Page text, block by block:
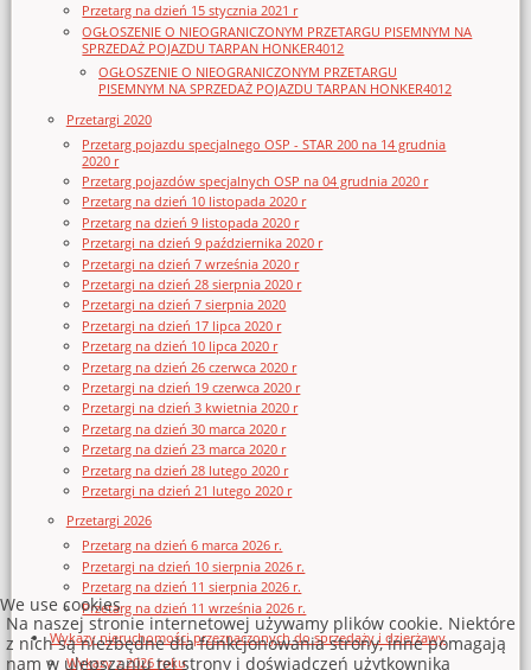
Przetarg na dzień 15 stycznia 2021 r
OGŁOSZENIE O NIEOGRANICZONYM PRZETARGU PISEMNYM NA
SPRZEDAŻ POJAZDU TARPAN HONKER4012
OGŁOSZENIE O NIEOGRANICZONYM PRZETARGU
PISEMNYM NA SPRZEDAŻ POJAZDU TARPAN HONKER4012
Przetargi 2020
Przetarg pojazdu specjalnego OSP - STAR 200 na 14 grudnia
2020 r
Przetarg pojazdów specjalnych OSP na 04 grudnia 2020 r
Przetarg na dzień 10 listopada 2020 r
Przetarg na dzień 9 listopada 2020 r
Przetargi na dzień 9 października 2020 r
Przetargi na dzień 7 września 2020 r
Przetargi na dzień 28 sierpnia 2020 r
Przetargi na dzień 7 sierpnia 2020
Przetargi na dzień 17 lipca 2020 r
Przetarg na dzień 10 lipca 2020 r
Przetarg na dzień 26 czerwca 2020 r
Przetargi na dzień 19 czerwca 2020 r
Przetargi na dzień 3 kwietnia 2020 r
Przetarg na dzień 30 marca 2020 r
Przetarg na dzień 23 marca 2020 r
Przetarg na dzień 28 lutego 2020 r
Przetargi na dzień 21 lutego 2020 r
Przetargi 2026
Przetarg na dzień 6 marca 2026 r.
Przetargi na dzień 10 sierpnia 2026 r.
Przetarg na dzień 11 sierpnia 2026 r.
Przetarg na dzień 11 września 2026 r.
Wykazy nieruchomości przeznaczonych do sprzedaży i dzierżawy
Wykazy z 2026 roku
We use cookies
Na naszej stronie internetowej używamy plików cookie. Niektóre
z nich są niezbędne dla funkcjonowania strony, inne pomagają
nam w ulepszaniu tej strony i doświadczeń użytkownika